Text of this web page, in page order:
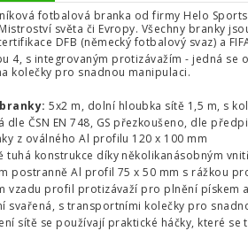
fotbalová branka od firmy Helo
světa či Evropy. Všechny branky
DFB (německý fotbalový svaz) a
4, s integrovaným protizávažím - jedná
kolečky pro snadnou manipulaci.
5x2 m, dolní hloubka sítě 1,5 m, s
dle ČSN EN 748, GS přezkoušeno, dle
z oválného Al profilu 120 x 100 mm
tuhá konstrukce díky několikanásobným
postranně Al profil 75 x 50 mm s rážkou
vzadu profil protizávaží pro plnění pískem
svařená, s transportními kolečky pro
sítě se používají praktické háčky, které